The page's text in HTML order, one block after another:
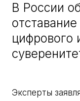
В России
цифрового
Эксперты